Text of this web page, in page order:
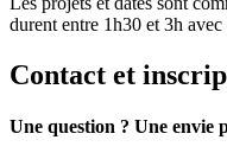
durent entre 1h30 et 3h
Contact et
Une question ? Une envie